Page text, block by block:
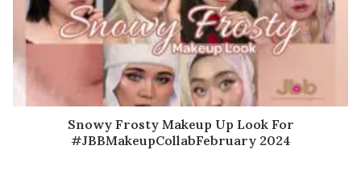
Snowy Frosty Makeup Up Look For
#JBBMakeupCollabFebruary 2024